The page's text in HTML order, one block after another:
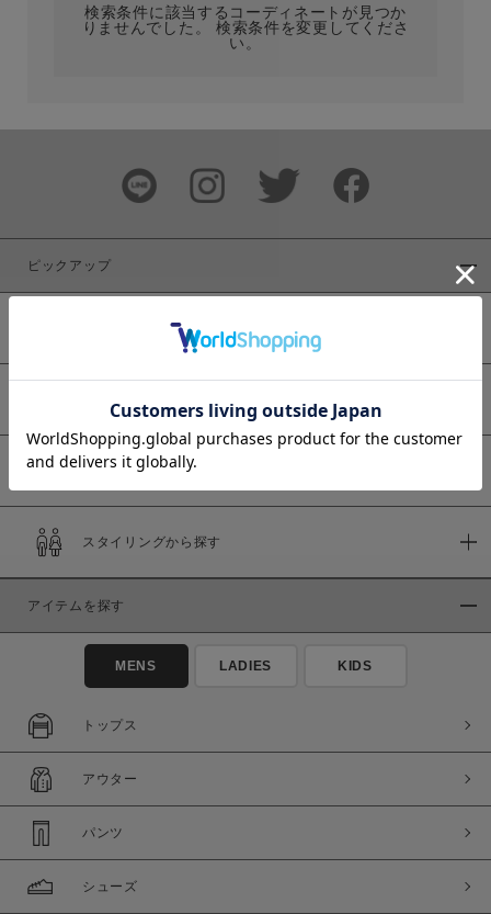
ブランド
商品タイプ
通常商品
セール価格
在庫
在庫あり
検索条件に該当するコーディネートが見つか
りませんでした。 検索条件を変更してくださ
い。
ピックアップ
予約商品
スタイリングから探す
アイテムを探す
MENS LADIES KIDS
トップス
アウター
パンツ
シューズ